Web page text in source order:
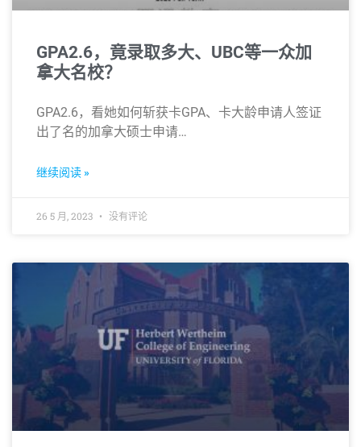
GPA2.6，竟录取多大、UBC等一众加
拿大名校？
GPA2.6，看她如何斩获卡GPA、卡大龄申请人签证
出了名的加拿大硕士申请…
继续阅读 »
26 5 月, 2023 没有评论